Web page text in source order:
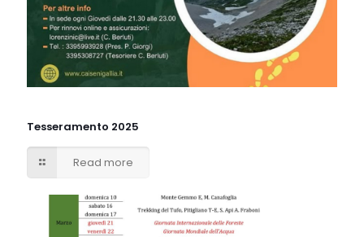
Tesseramento 2025
Read more